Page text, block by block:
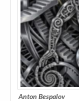
Anton Bespalov